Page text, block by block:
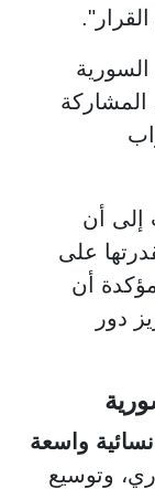
السورية
المشاركة
إلى أن
على
أن
دور
نسائية واسعة
وتوسيع